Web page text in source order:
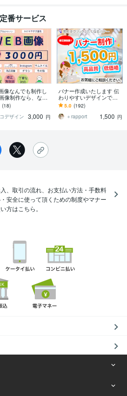
番サービス
像なんでも制作し
像制作なら、なん
相談ください。
(18)
デザイン
3,000 円
バナー作成いたします 伝
わりやすいデザインで集
客アップ！
5.0 (192)
＋rapport
1,500 円
、取引の流れ、お支払い方法・手数料
安全に使って頂くための制度やマナー
方はこちら。